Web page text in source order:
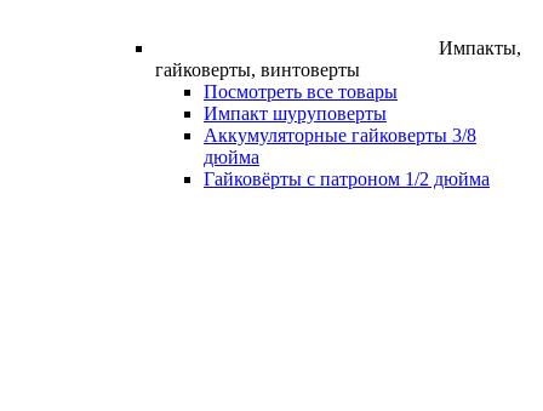
Импакты,
гайковерты, винтоверты
Посмотреть все товары
Импакт шуруповерты
Аккумуляторные гайковерты 3/8
дюйма
Гайковёрты с патроном 1/2 дюйма